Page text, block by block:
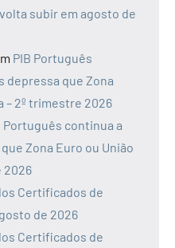
subir em agosto de
PIB Português
depressa que Zona
– 2º trimestre 2026
Português continua a
Zona Euro ou União
2026
Certificados de
de 2026
Certificados de